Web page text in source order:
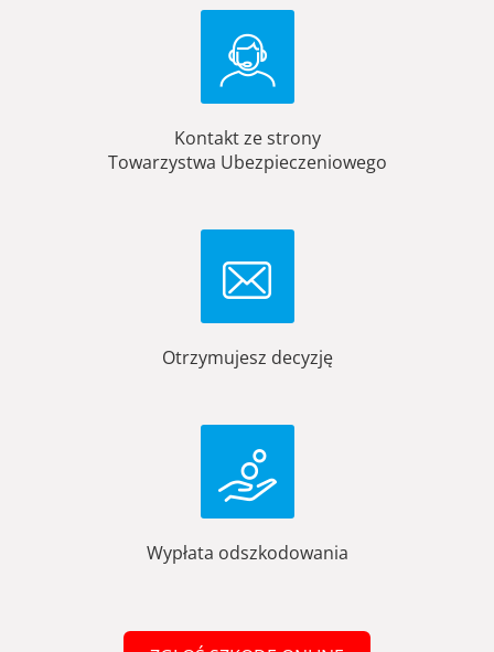
Kontakt ze strony
Towarzystwa Ubezpieczeniowego
Otrzymujesz decyzję
Wypłata odszkodowania